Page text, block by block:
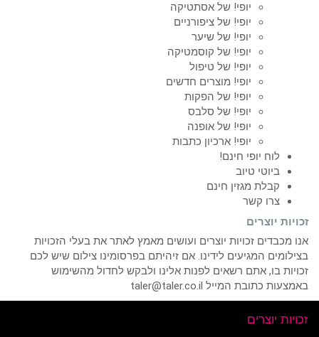
יופי! של אסתטיקה
יופי! של ציפורניים
יופי! של שיער
יופי! של קוסמטיקה
יופי! של טיפול
יופי! מוצרים חדשים
יופי! של הפקות
יופי! של סלבס
יופי! של אופנה
יופי! ארכיון כתבות
לוח יופי חינם!
ביוטי טיוב
קבלת מגזין חינם
צרו קשר
זכויות יוצרים
אנו מכבדים זכויות יוצרים ועושים מאמץ לאתר את בעלי הזכויות
בצילומים המגיעים לידינו. אם זיהיתם בפרסומינו צילום שיש לכם
זכויות בו, אתם רשאים לפנות אלינו ולבקש לחדול מהשימוש
באמצעות כתובת המייל taler@taler.co.il
זכויות יוצרים